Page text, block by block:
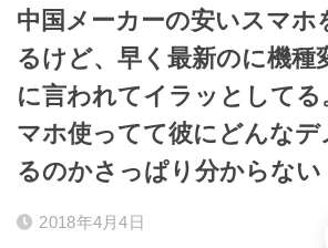
中国メーカーの安いスマホ
るけど、早く最新のに機種
に言われてイラッとしてる
マホ使ってて彼にどんな
るのかさっぱり分からない
2018年4月4日